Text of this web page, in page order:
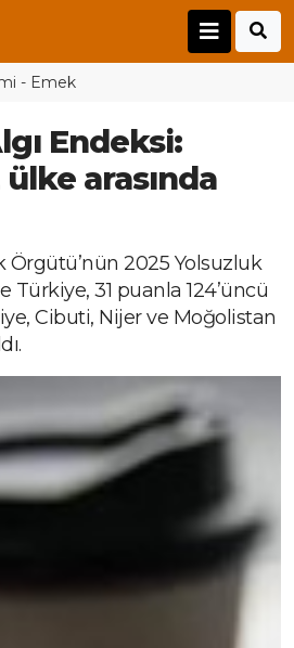
- Emek
Endeksi:
arasında
Örgütü’nün 2025 Yolsuzluk
Türkiye, 31 puanla 124’üncü
Cibuti, Nijer ve Moğolistan